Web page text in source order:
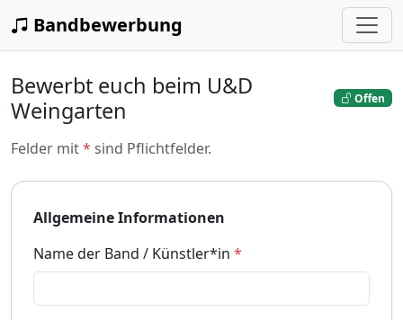
Bandbewerbung
Bewerbt euch beim U&D
Weingarten
Offen
Felder mit* sind Pflichtfelder.
Allgemeine Informationen
Name der Band / Künstler*in *